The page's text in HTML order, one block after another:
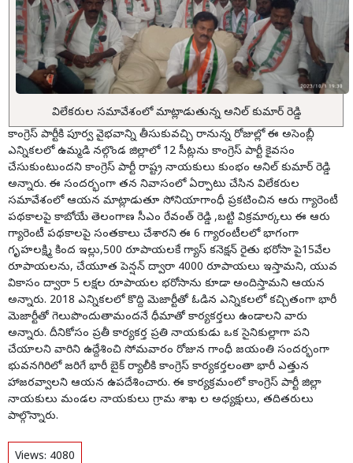
విలేకరుల సమావేశంలో మాట్లాడుతున్న అనిల్ కుమార్ రెడ్డి
కాంగ్రెస్ పార్టీకి పూర్వ వైభవాన్ని తీసుకువచ్చి రానున్న రోజుల్లో ఈ అసెంబ్లీ
ఎన్నికలలో ఉమ్మడి నల్గొండ జిల్లాలో 12 సీట్లను కాంగ్రెస్ పార్టీ కైవసం
చేసుకుంటుందని కాంగ్రెస్ పార్టీ రాష్ట్ర నాయకులు కుంభం అనిల్ కుమార్ రెడ్డి
అన్నారు. ఈ సందర్భంగా తన నివాసంలో ఏర్పాటు చేసిన విలేకరుల
సమావేశంలో ఆయన మాట్లాడుతూ సోనియాగాంధీ ప్రకటించిన ఆరు గ్యారెంటీ
పథకాలపై కాబోయే తెలంగాణ సీఎం రేవంత్ రెడ్డి ,బట్టి విక్రమార్కలు ఈ ఆరు
గ్యారెంటీ పథకాలపై సంతకాలు చేశారని ఈ 6 గ్యారంటీలలో భాగంగా
గృహలక్ష్మి కింద ఇల్లు,500 రూపాయలకే గ్యాస్ కనెక్షన్ రైతు భరోసా పై15వేల
రూపాయలను, చేయూత పెన్షన్ ద్వారా 4000 రూపాయలు ఇస్తామని, యువ
వికాసం ద్వారా 5 లక్షల రూపాయల భరోసాను కూడా అందిస్తామని ఆయన
అన్నారు. 2018 ఎన్నికలలో కొద్ది మెజార్టీతో ఓడిన ఎన్నికలలో కచ్చితంగా భారీ
మెజార్టీతో గెలుపొందుతామందనే ధీమాతో కార్యకర్తలు ఉండాలని వారు
అన్నారు. దీనికోసం ప్రతీ కార్యకర్త ప్రతి నాయకుడు ఒక సైనికుల్లాగా పని
చేయాలని వారిని ఉద్దేశించి సోమవారం రోజున గాంధీ జయంతి సందర్భంగా
భువనగిరిలో జరిగే భారీ బైక్ ర్యాలీకి కాంగ్రెస్ కార్యకర్తలంతా భారీ ఎత్తున
హాజరవ్వాలని ఆయన ఉపదేశించారు. ఈ కార్యక్రమంలో కాంగ్రెస్ పార్టీ జిల్లా
నాయకులు మండల నాయకులు గ్రామ శాఖ ల అధ్యక్షులు, తదితరులు
పాల్గొన్నారు.
Views: 4080